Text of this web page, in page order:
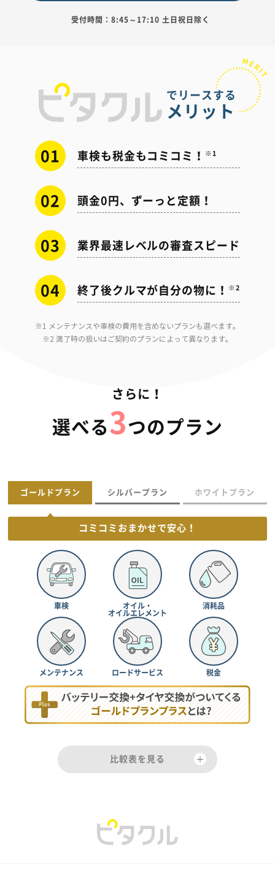
受付時間：8:45～17:10 土日祝日除く
でリースする
メリット
01 車検も税金もコミコミ！ ※1
02 頭金0円、ずーっと定額！
03 業界最速レベルの審査スピード
04 終了後クルマが自分の物に！ ※2
※1 メンテナンスや車検の費用を含めないプランも選べます。
※2 満了時の扱いはご契約のプランによって異なります。
さらに！
選べる 3 つのプラン
ゴールドプラン シルバープラン ホワイトプラン
コミコミおまかせで安心！
車検
オイル・
オイルエレメント
消耗品
メンテナンス ロードサービス 税金
比較表を見る